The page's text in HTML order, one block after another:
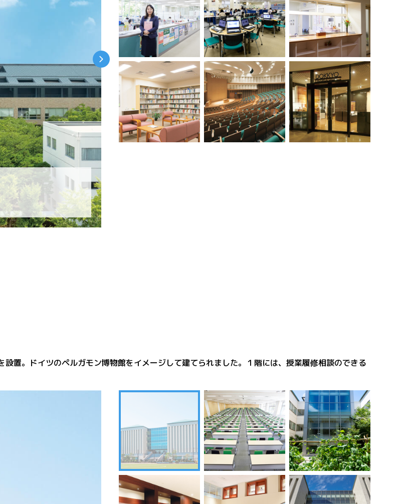
置。ドイツのペルガモン博物館をイメージして建てられました。１階には、授業履修相談のできる